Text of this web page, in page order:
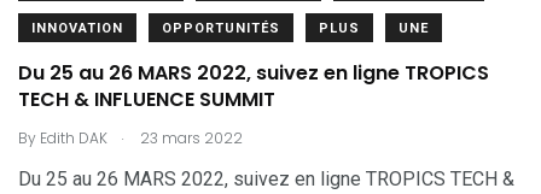
INNOVATION OPPORTUNITÉS PLUS UNE
Du 25 au 26 MARS 2022, suivez en ligne TROPICS
TECH & INFLUENCE SUMMIT
By Edith DAK . 23 mars 2022
Du 25 au 26 MARS 2022, suivez en ligne TROPICS TECH &